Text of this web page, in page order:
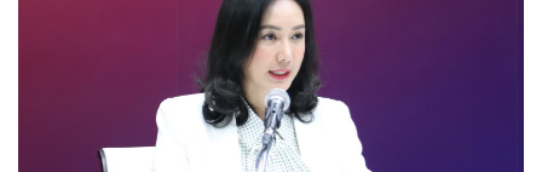
กัญชาให้กับตัวแทนประชาชนที่ลงทะเบียนขอรับต้นกัญชาผ่าน
แอปพลิเคชั่น “ปลูกกัญ”